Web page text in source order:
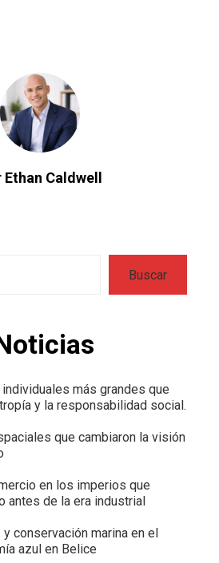
Ethan Caldwell
Buscar
más grandes que
y la responsabilidad social.
que cambiaron la visión
en los imperios que
antes de la era industrial
conservación marina en el
azul en Belice